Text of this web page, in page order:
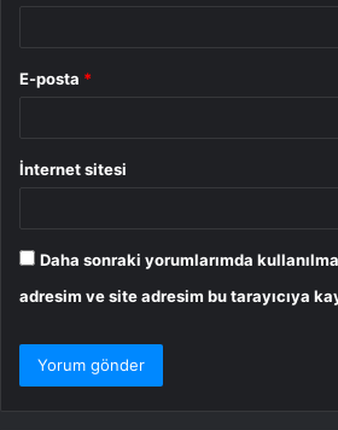
E-posta *
İnternet sitesi
Daha sonraki yorumlarımda
adresim ve site adresim bu tarayıcıya